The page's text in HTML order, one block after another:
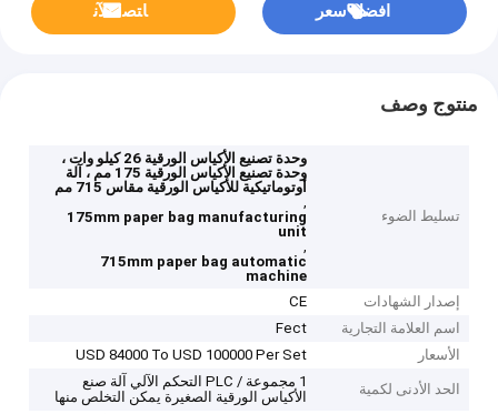
افضل سعر ﺎﺘﺼﻟ ﺍﻶﻧ
منتوج وصف
تسليط الضوء
وحدة تصنيع الأكياس الورقية 26 كيلو وات ،
وحدة تصنيع الأكياس الورقية 175 مم ، آلة
أوتوماتيكية للأكياس الورقية مقاس 715 مم
,
175mm paper bag manufacturing
unit
,
715mm paper bag automatic
machine
إصدار الشهادات
CE
اسم العلامة التجارية
Fect
الأسعار
USD 84000 To USD 100000 Per Set
الحد الأدنى لكمية
1 مجموعة / PLC التحكم الآلي آلة صنع
الأكياس الورقية الصغيرة يمكن التخلص منها